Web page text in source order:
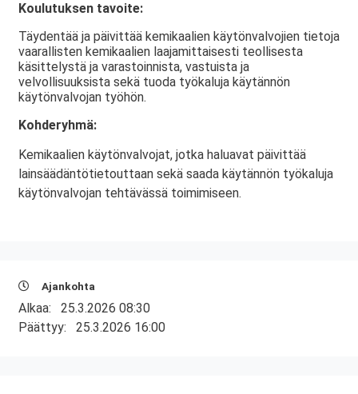
Koulutuksen tavoite:
Täydentää ja päivittää kemikaalien käytönvalvojien tietoja
vaarallisten kemikaalien laajamittaisesti teollisesta
käsittelystä ja varastoinnista, vastuista ja
velvollisuuksista sekä tuoda työkaluja käytännön
käytönvalvojan työhön.
Kohderyhmä:
Kemikaalien käytönvalvojat, jotka haluavat päivittää
lainsäädäntötietouttaan sekä saada käytännön työkaluja
käytönvalvojan tehtävässä toimimiseen.
Ajankohta
Alkaa: 25.3.2026 08:30
Päättyy: 25.3.2026 16:00